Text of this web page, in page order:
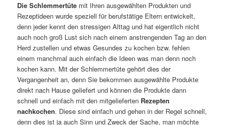
Die Schlemmertüte mit Ihren ausgewählten Produkten und
Rezeptideen wurde speziell für berufstätige Eltern entwickelt,
denn jeder kennt den stressigen Alttag und hat eigentlich nicht
auch noch groß Lust sich nach einem anstrengenden Tag an den
Herd zustellen und etwas Gesundes zu kochen bzw. fehlen
einem manchmal auch einfach die Ideen was man denn noch
kochen kann. Mit der Schlemmertüte gehört dies der
Vergangenheit an, denn Sie bekommen ausgewählte Produkte
direkt nach Hause geliefert und können die Produkte dann
schnell und einfach mit den mitgelieferten Rezepten
nachkochen. Diese sind einfach und gehen in der Regel schnell,
denn dies ist ja auch Sinn und Zweck der Sache, man möchte